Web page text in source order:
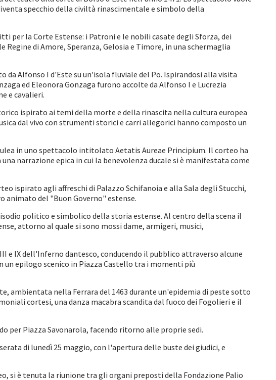
specchio della civiltà rinascimentale e simbolo della
per la Corte Estense: i Patroni e le nobili casate degli Sforza, dei
di Amore, Speranza, Gelosia e Timore, in una schermaglia
Alfonso I d'Este su un'isola fluviale del Po. Ispirandosi alla visita
ed Eleonora Gonzaga furono accolte da Alfonso I e Lucrezia
e cavalieri.
ispirato ai temi della morte e della rinascita nella cultura europea
dal vivo con strumenti storici e carri allegorici hanno composto un
in uno spettacolo intitolato Aetatis Aureae Principium. Il corteo ha
narrazione epica in cui la benevolenza ducale si è manifestata come
ispirato agli affreschi di Palazzo Schifanoia e alla Sala degli Stucchi,
animato del "Buon Governo" estense.
politico e simbolico della storia estense. Al centro della scena il
attorno al quale si sono mossi dame, armigeri, musici,
e IX dell'Inferno dantesco, conducendo il pubblico attraverso alcune
epilogo scenico in Piazza Castello tra i momenti più
ambientata nella Ferrara del 1463 durante un'epidemia di peste sotto
cortesi, una danza macabra scandita dal fuoco dei Fogolieri e il
per Piazza Savonarola, facendo ritorno alle proprie sedi.
di lunedì 25 maggio, con l'apertura delle buste dei giudici, e
si è tenuta la riunione tra gli organi preposti della Fondazione Palio